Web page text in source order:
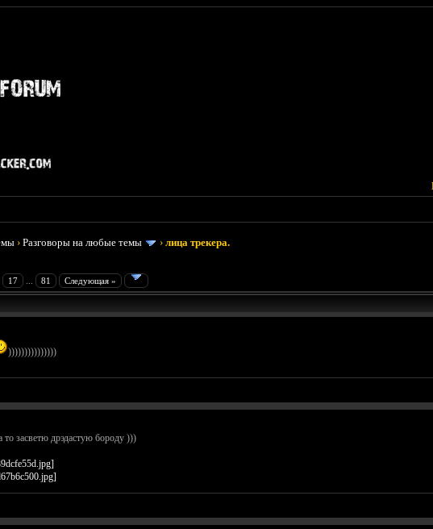
›Разговоры на любые темы ›лица трекера.
17 81 Следующая »
)))))))))))))))
то засветю дрэдастую бороду )))